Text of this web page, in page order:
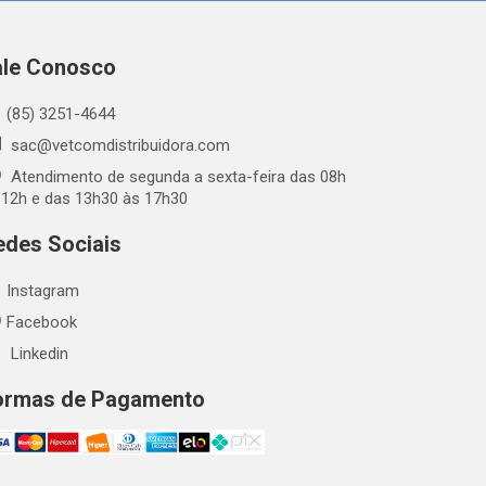
Conosco
(85) 3251-4644
sac@vetcomdistribuidora.com
Atendimento de segunda a sexta-feira das 08h
e das 13h30 às 17h30
Sociais
Instagram
Facebook
Linkedin
de Pagamento